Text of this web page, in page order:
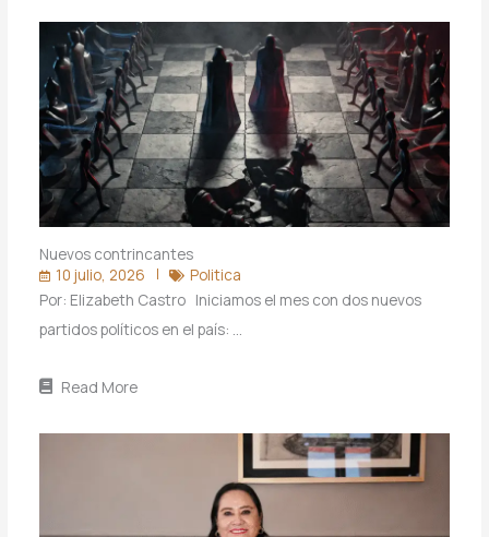
Nuevos contrincantes
10 julio, 2026
Politica
Por: Elizabeth Castro Iniciamos el mes con dos nuevos
partidos políticos en el país: …
Read More